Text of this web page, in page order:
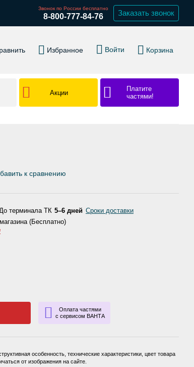
Звонок по России бесплатно
8-800-777-84-76 Заказать звонок
Избранное Войти Корзина
Акции
Платите
частями!
к сравнению
терминала ТК 5–6 дней Сроки доставки
(Бесплатно)
Оплата частями
с сервисом ВАНТА
особенность, технические характеристики, цвет товара
от изображения на сайте.